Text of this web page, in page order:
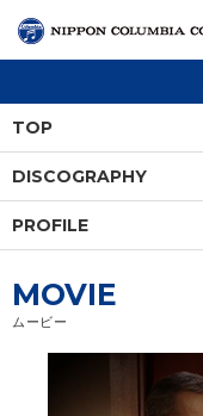
アーティスト
ジャンル
TOP
DISCOGRAPHY
PROFILE
MOVIE
ムービー